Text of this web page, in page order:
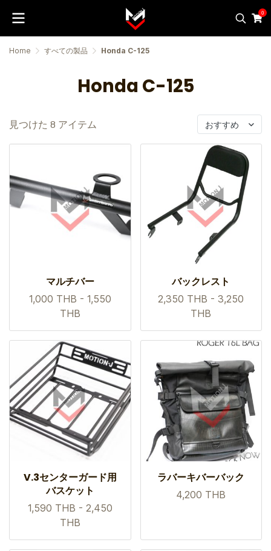
0
Home すべての製品 Honda C-125
Honda C-125
見つけた 8 アイテム おすすめ
マルチバー
1,000 THB - 1,550
THB
バックレスト
2,350 THB -3,250
THB
V.3センターガード用
バスケット
1,590 THB - 2,450
THB
ラバーキバーバック
4,200 THB